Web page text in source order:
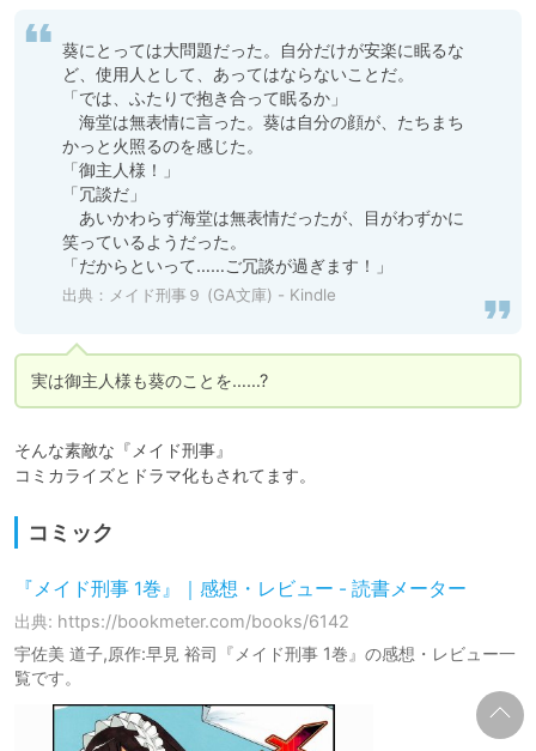
葵にとっては大問題だった。自分だけが安楽に眠るな
ど、使用人として、あってはならないことだ。
「では、ふたりで抱き合って眠るか」
海堂は無表情に言った。葵は自分の顔が、たちまち
かっと火照るのを感じた。
「御主人様！」
「冗談だ」
あいかわらず海堂は無表情だったが、目がわずかに
笑っているようだった。
「だからといって……ご冗談が過ぎます！」
出典： メイド刑事９ (GA文庫) - Kindle
実は御主人様も葵のことを……?
そんな素敵な『メイド刑事』
コミカライズとドラマ化もされてます。
コミック
『メイド刑事 1巻』｜感想・レビュー - 読書メーター
出典: https://bookmeter.com/books/6142
宇佐美 道子,原作:早見 裕司『メイド刑事 1巻』の感想・レビュー一
覧です。